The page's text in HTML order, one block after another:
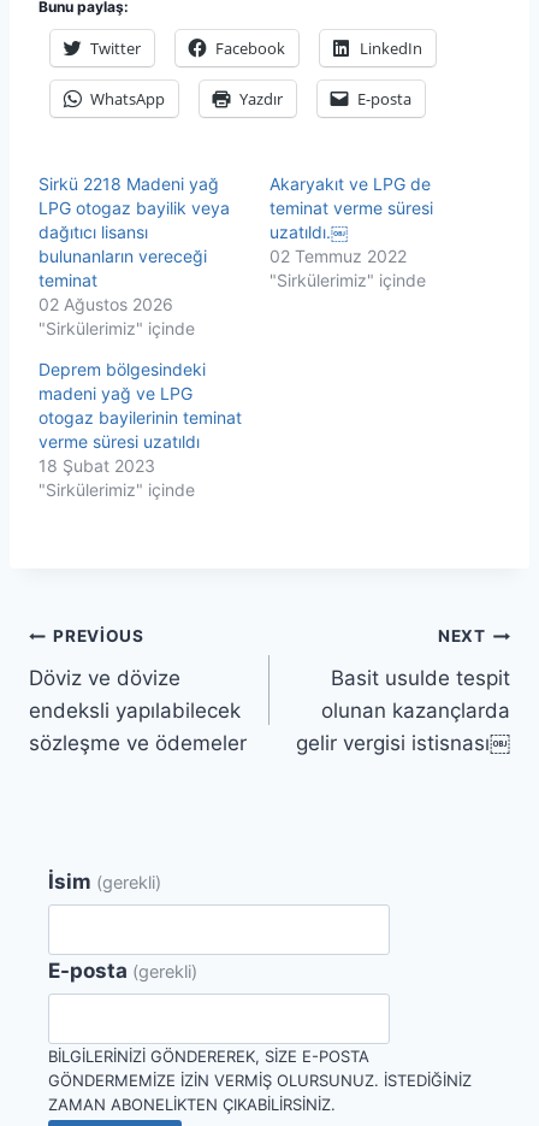
Bunu paylaş:
Twitter Facebook LinkedIn
WhatsApp Yazdır E-posta
Sirkü 2218 Madeni yağ
LPG otogaz bayilik veya
dağıtıcı lisansı
bulunanların vereceği
teminat
02 Ağustos 2026
"Sirkülerimiz" içinde
Akaryakıt ve LPG de
teminat verme süresi
uzatıldı.￼
02 Temmuz 2022
"Sirkülerimiz" içinde
Deprem bölgesindeki
madeni yağ ve LPG
otogaz bayilerinin teminat
verme süresi uzatıldı
18 Şubat 2023
"Sirkülerimiz" içinde
Yazı
gezinmesi
PREVIOUS
Döviz ve dövize
endeksli yapılabilecek
sözleşme ve ödemeler
NEXT
Basit usulde tespit
olunan kazançlarda
gelir vergisi istisnası￼
İsim (gerekli)
E-posta (gerekli)
BILGILERINIZI GÖNDEREREK, SIZE E-POSTA
GÖNDERMEMIZE IZIN VERMIŞ OLURSUNUZ. İSTEDIĞINIZ
ZAMAN ABONELIKTEN ÇIKABILIRSINIZ.